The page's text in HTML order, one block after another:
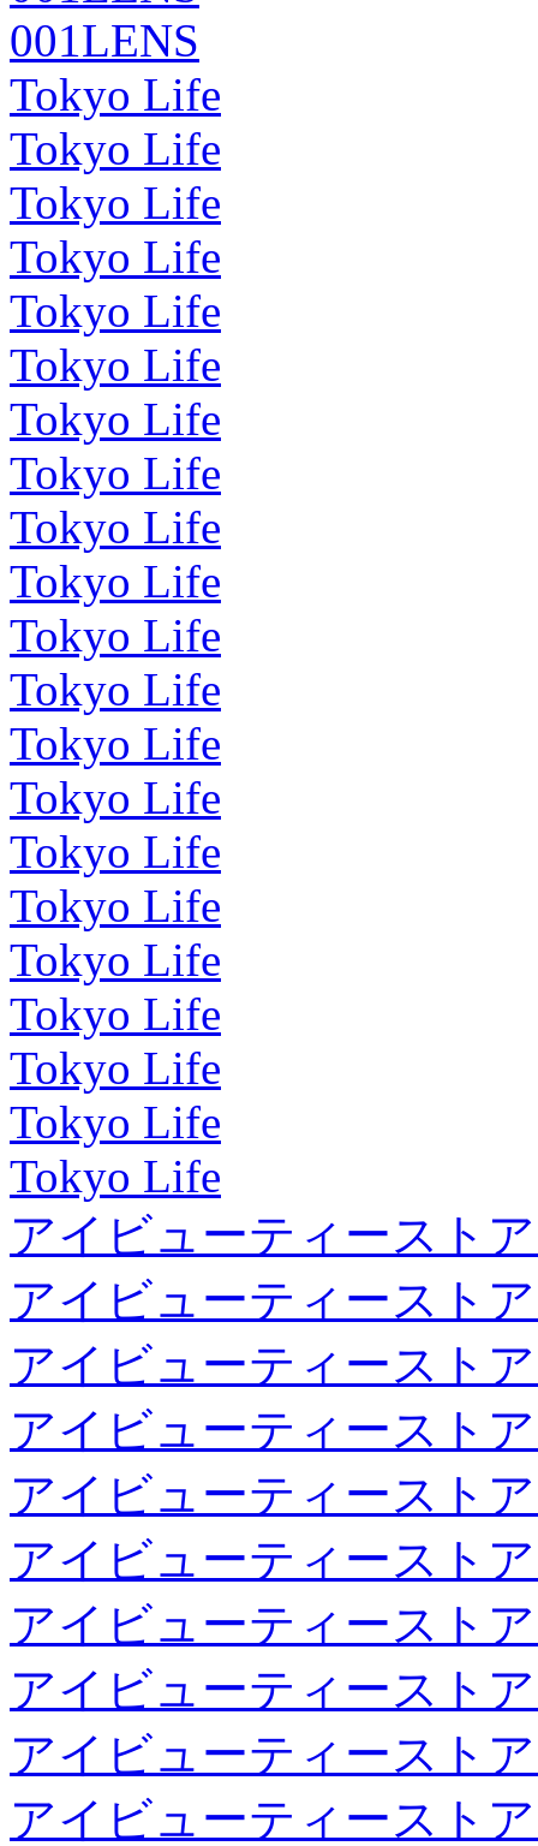
001LENS
Tokyo Life
Tokyo Life
Tokyo Life
Tokyo Life
Tokyo Life
Tokyo Life
Tokyo Life
Tokyo Life
Tokyo Life
Tokyo Life
Tokyo Life
Tokyo Life
Tokyo Life
Tokyo Life
Tokyo Life
Tokyo Life
Tokyo Life
Tokyo Life
Tokyo Life
Tokyo Life
Tokyo Life
アイビューティースト
アイビューティースト
アイビューティースト
アイビューティースト
アイビューティースト
アイビューティースト
アイビューティースト
アイビューティースト
アイビューティースト
アイビューティースト